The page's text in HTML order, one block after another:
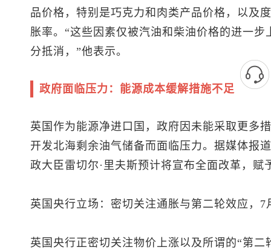
品价格，特别是巧克力和肉类产品价格，以及
胀率。“这些因素仅被汽油和柴油价格的进一
分抵消，”他表示。
政府面临压力：能源成本缓解措施不足
英国作为能源净进口国，政府因未能采取更多
开发北海剩余油气储备而面临压力。据媒体报
政大臣雷切尔·里夫斯预计将宣布全面改革，
英国央行立场：密切关注通胀与第二轮效应，7
英国央行正密切关注物价上涨以及所谓的“第